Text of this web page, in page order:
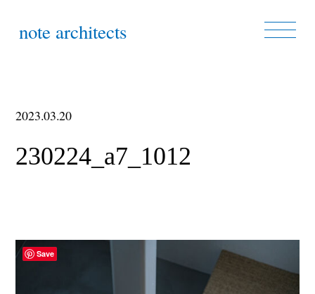
note architects
2023.03.20
230224_a7_1012
Save